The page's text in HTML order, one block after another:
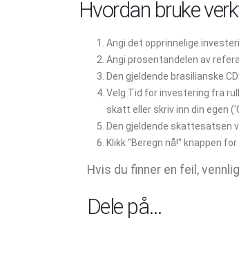
Hvordan bruke
Angi det opprinnelige
Angi prosentandelen av
Den gjeldende brasilianske
Velg Tid for investering fra
skatt eller skriv inn din egen
Den gjeldende skattesatsen
Klikk "Beregn nå!" knappen
Hvis du finner en feil,
Dele på…